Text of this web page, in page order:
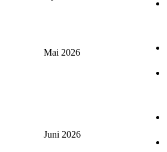
Mai 2026
Juni 2026